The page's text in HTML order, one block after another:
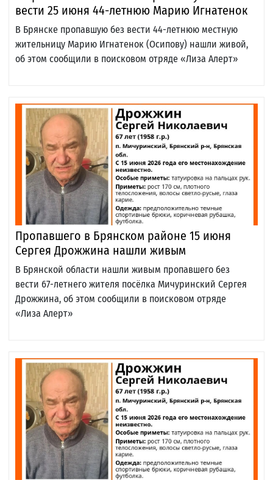
вести 25 июня 44-летнюю Марию Игнатенок
В Брянске пропавшую без вести 44-летнюю местную
жительницу Марию Игнатенок (Осипову) нашли живой,
об этом сообщили в поисковом отряде «Лиза Алерт»
Пропавшего в Брянском районе 15 июня
Сергея Дрожжина нашли живым
В Брянской области нашли живым пропавшего без
вести 67-летнего жителя посёлка Мичуринский Сергея
Дрожжина, об этом сообщили в поисковом отряде
«Лиза Алерт»